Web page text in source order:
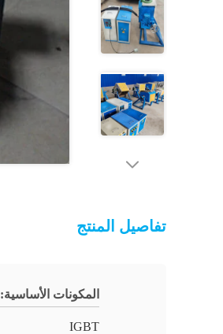
تفاصيل المنتج
المكونات الأساسية:
IGBT